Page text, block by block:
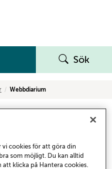
Sök
Webbdiarium
och beslut. Webbdiariet
kan du söka alla inkomna
vi cookies för att göra din
som möjligt. Du kan alltid
klicka på Hantera cookies.